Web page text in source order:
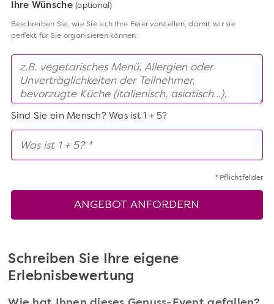
Ihre Wünsche (optional)
Beschreiben Sie, wie Sie sich Ihre Feier vorstellen, damit wir sie
perfekt für Sie organisieren können.
Sind Sie ein Mensch? Was ist 1 + 5?
*Pflichtfelder
ANGEBOT ANFORDERN
Schreiben Sie Ihre eigene
Erlebnisbewertung